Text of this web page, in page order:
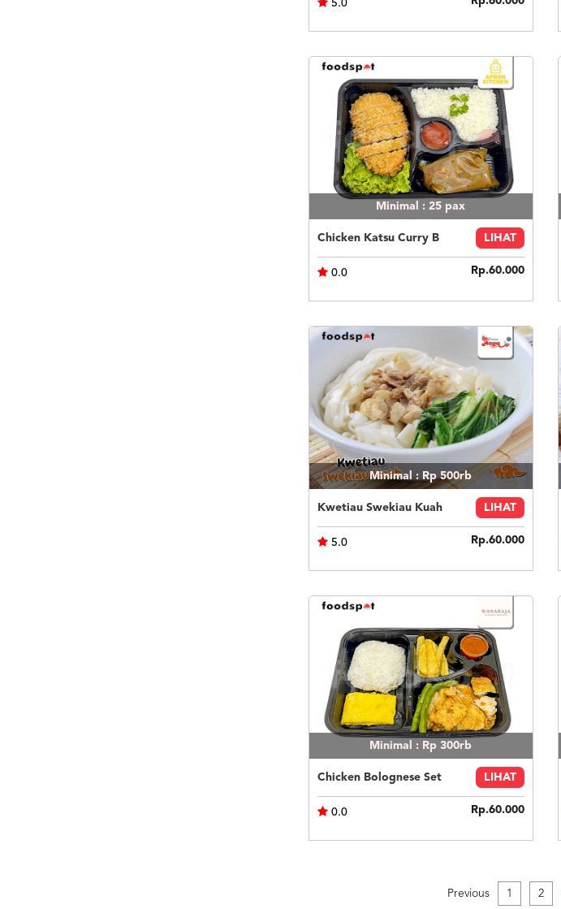
5.0
Minimal : 25 pax
Chicken Katsu Curry B LIHAT
0.0 Rp.60.000
Minimal : Rp 500rb
Kwetiau Swekiau Kuah LIHAT
5.0 Rp.60.000
Minimal : Rp 300rb
Chicken Bolognese Set LIHAT
0.0 Rp.60.000
Previous 1 2